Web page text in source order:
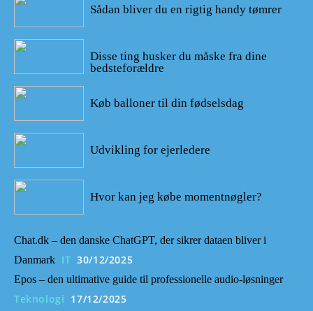
Sådan bliver du en rigtig handy tømrer
Disse ting husker du måske fra dine
bedsteforældre
Køb balloner til din fødselsdag
Udvikling for ejerledere
Hvor kan jeg købe momentnøgler?
Chat.dk – den danske ChatGPT, der sikrer dataen bliver i
Danmark IT 30/12/2025
Epos – den ultimative guide til professionelle audio-løsninger
Teknologi 17/12/2025